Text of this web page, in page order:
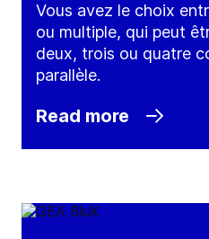
Vous avez le choix
ou multiple, qui peut
deux, trois ou quatre
parallèle.
Read more